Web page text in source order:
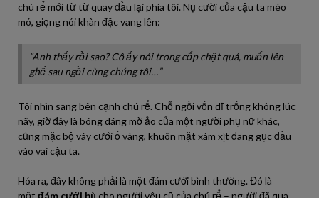
chú rể mới từ từ quay đầu lại phía tôi. Nụ cười của cậu ta méo
mó, giọng nói khàn đặc vang lên:
“Anh thấy rồi sao? Cô ấy nói trong cốp chật quá, muốn lên
ghế sau ngồi cùng chúng tôi…”
Tôi nhìn sang bên cạnh chú rể. Chỗ ngồi vốn dĩ trống không lúc
nãy, giờ đây là bóng dáng mờ ảo của một người phụ nữ khác,
cũng mặc bộ váy cưới ố vàng, khuôn mặt xám xịt đang gục đầu
vào vai cậu ta.
Hóa ra, đây không phải là một đám cưới bình thường. Đó là
một đám cưới bù cho người yêu cũ của chú rể – người đã qua